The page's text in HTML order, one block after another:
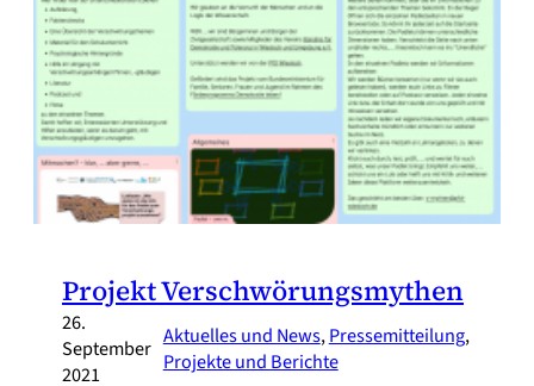
Projekt Verschwörungsmythen
26.
September
2021
Aktuelles und News, Pressemitteilung,
Projekte und Berichte